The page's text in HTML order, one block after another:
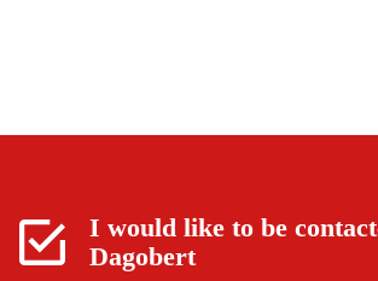
I would like to be
Dagobert